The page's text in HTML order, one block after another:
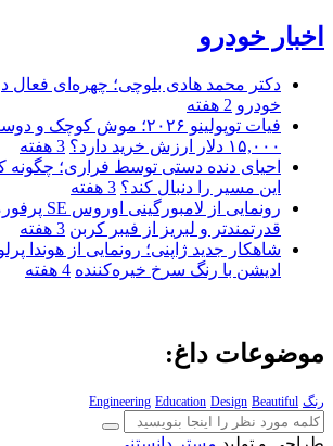
اخبار خودرو
دکتر محمد هادی بلوچی؛ چهره‌ای فعال
خودرو 2 هفته
فیات توپولینو ۲۰۲۶؛ موش
۱۵,۰۰۰ دلار ارزش خرید دارد؟
3 هفته
احیای دنده دستی توسط فراری؛ چگونه
این مسیر را دنبال کند؟ 3 هفته
قدرتمندتر و لبریز از فیبر کربن 3 هفته
ادیشن با رنگ سرخ خیره‌کننده 4 هفته
موضوعات داغ:
رنگ Engineering Education Design Beautiful